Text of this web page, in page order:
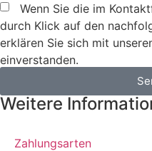
Wenn Sie die im
durch Klick auf den
erklären Sie sich mit
einverstanden.
Weitere
Zahlungsarten